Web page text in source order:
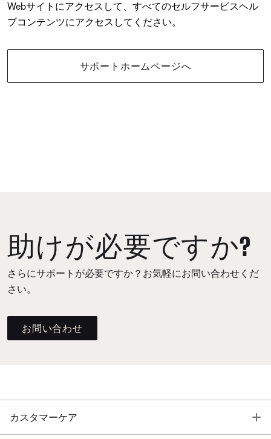
Webサイトにアクセスして、すべてのセルフサービスヘル
プコンテンツにアクセスしてください。
サポートホームページへ
助けが必要ですか?
さらにサポートが必要ですか？お気軽にお問い合わせくだ
さい。
お問い合わせ
カスタマーケア